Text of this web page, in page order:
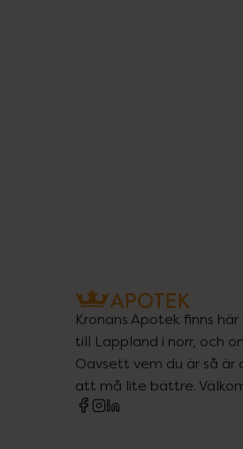
Kronans Apotek finns
till Lappland i norr, och
Oavsett vem du är så
att må lite bättre.